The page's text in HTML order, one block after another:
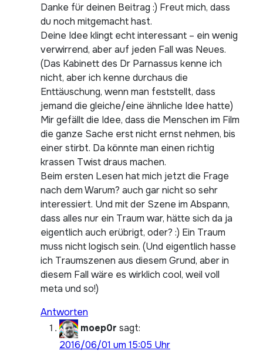
Danke für deinen Beitrag :) Freut mich, dass
du noch mitgemacht hast.
Deine Idee klingt echt interessant – ein wenig
verwirrend, aber auf jeden Fall was Neues.
(Das Kabinett des Dr Parnassus kenne ich
nicht, aber ich kenne durchaus die
Enttäuschung, wenn man feststellt, dass
jemand die gleiche/eine ähnliche Idee hatte)
Mir gefällt die Idee, dass die Menschen im Film
die ganze Sache erst nicht ernst nehmen, bis
einer stirbt. Da könnte man einen richtig
krassen Twist draus machen.
Beim ersten Lesen hat mich jetzt die Frage
nach dem Warum? auch gar nicht so sehr
interessiert. Und mit der Szene im Abspann,
dass alles nur ein Traum war, hätte sich da ja
eigentlich auch erübrigt, oder? :) Ein Traum
muss nicht logisch sein. (Und eigentlich hasse
ich Traumszenen aus diesem Grund, aber in
diesem Fall wäre es wirklich cool, weil voll
meta und so!)
Antworten
moep0r sagt:
2016/06/01 um 15:05 Uhr